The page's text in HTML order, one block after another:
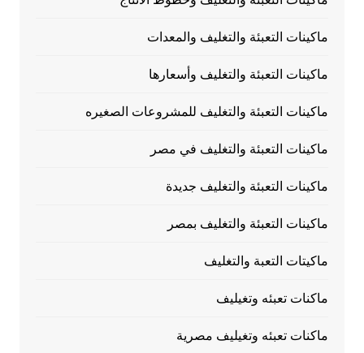
ماكينات التعبئة والتغليف والمعدات
ماكينات التعبئة والتغليف وأسعارها
ماكينات التعبئة والتغليف للمشروعات الصغيره
ماكينات التعبئة والتغليف في مصر
ماكينات التعبئة والتغليف جديدة
ماكينات التعبئة والتغليف بمصر
ماكيتات التعبة والتغليف
ماكنات تعبئه وتغيليف
ماكنات تعبئه وتغيليف مصرية